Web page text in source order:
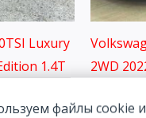
Luxury
1.4T
2WD
файлы cookie